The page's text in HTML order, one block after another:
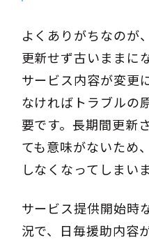
よくありがちなのが
更新せず古いままに
サービス内容が変更
なければトラブルの
要です。長期間更新
ても意味がないため
しなくなってしまいま
サービス提供開始時
況で、日毎援助内容